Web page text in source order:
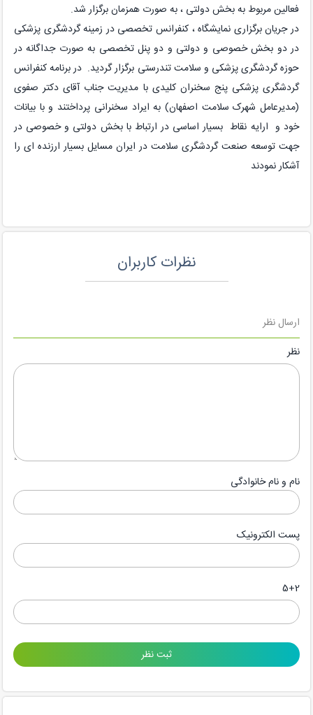
فعالین مربوط به بخش دولتی ، به صورت همزمان برگزار شد.
در جریان برگزاری نمایشگاه ، کنفرانس تخصصی در زمینه گردشگری پزشکی
در دو بخش خصوصی و دولتی و دو پنل تخصصی به صورت جداگانه در
حوزه گردشگری پزشکی و سلامت تندرستی برگزار گردید. در برنامه کنفرانس
گردشگری پزشکی پنج سخنران کلیدی با مدیریت جناب آقای دکتر صفوی
(مدیرعامل شهرک سلامت اصفهان) به ایراد سخنرانی پرداختند و با بیانات
خود و ارایه نقاط بسیار اساسی در ارتباط با بخش دولتی و خصوصی در
جهت توسعه صنعت گردشگری سلامت در ایران مسایل بسیار ارزنده ای را
آشکار نمودند
نظرات کاربران
ارسال نظر
نظر
نام و نام خانوادگی
پست الکترونیک
5+2